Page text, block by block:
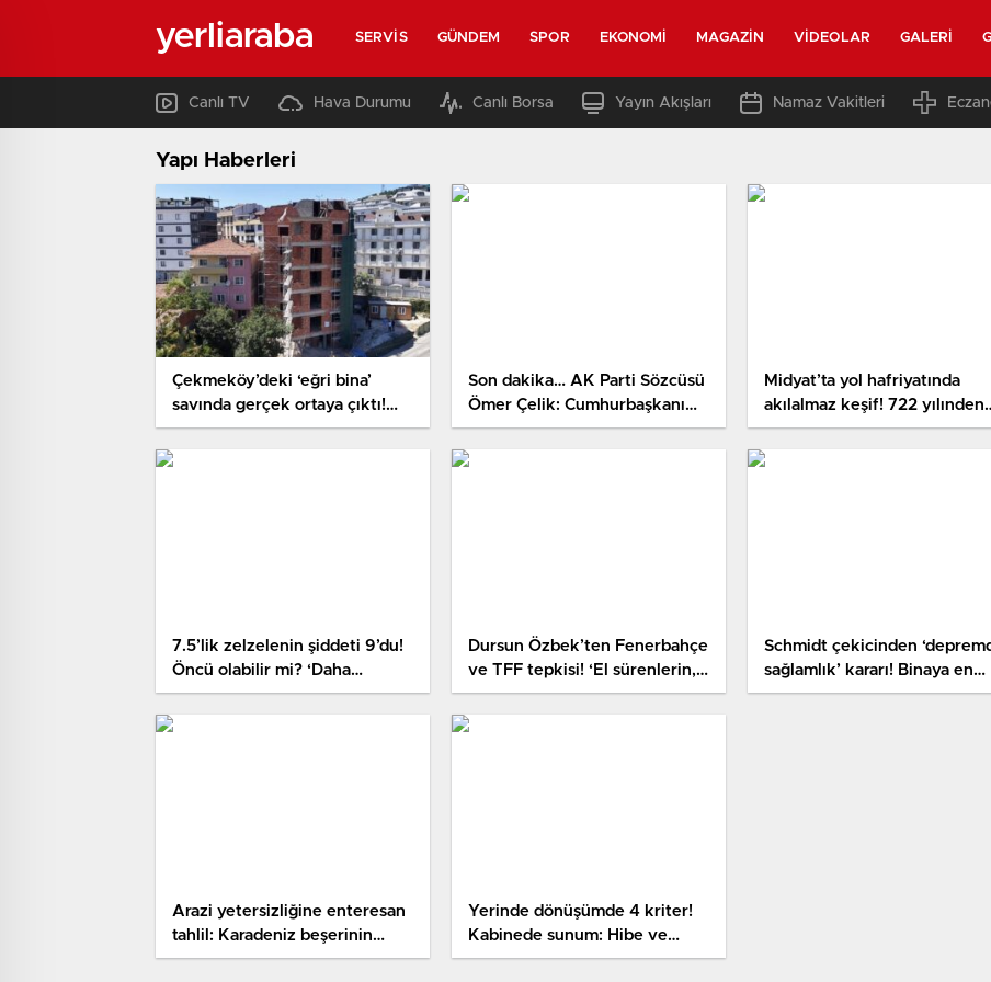
yerliaraba SERVIS GÜNDEM SPOR EKONOMI MAGAZIN VIDEOLAR GALERI
Canlı TV Hava Durumu Canlı Borsa Yayın Akışları Namaz Vakitleri
Yapı Haberleri
Çekmeköy’deki ‘eğri bina’
savında gerçek ortaya çıktı!
Belediye Başkanı yerinde
inceledi
Son dakika… AK Parti Sözcüsü
Ömer Çelik: Cumhurbaşkanı
adayımız Erdoğan’dır
Midyat’ta yol hafriyatında
akılalmaz keşif! 722 yılınden
gelen ileti, taşlarda dikkat
çeken 4 isim: Dedelerimiz
7.5’lik zelzelenin şiddeti 9’du!
Öncü olabilir mi? ‘Daha
büyüğü olursa şaşırtan olmaz’
Dursun Özbek’ten Fenerbahçe
ve TFF tepkisi! ‘El sürenlerin,
elini kırarım’
Schmidt çekicinden
sağlamlık’ kararı! Binaya en
ufak ziyanı yok, çok daha
Arazi yetersizliğine enteresan
tahlil: Karadeniz beşerinin
inşaat zekasıyla yapıldı
Yerinde dönüşümde 4 kriter!
Kabinede sunum: Hibe ve
kredi takviyesi verilecek